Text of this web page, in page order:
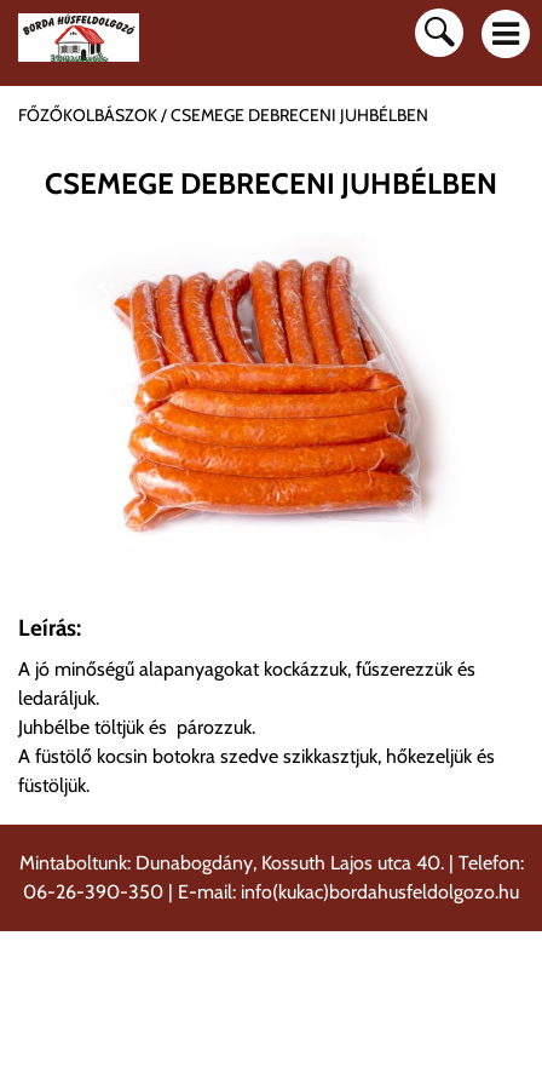
FŐZŐKOLBÁSZOK CSEMEGE DEBRECENI JUHBÉLBEN
CSEMEGE DEBRECENI JUHBÉLBEN
Leírás:
A jó minőségű alapanyagokat kockázzuk, fűszerezzük és
ledaráljuk.
Juhbélbe töltjük és pározzuk.
A füstölő kocsin botokra szedve szikkasztjuk, hőkezeljük és
füstöljük.
Mintaboltunk: Dunabogdány, Kossuth Lajos utca 40. | Telefon:
06-26-390-350 | E-mail: info(kukac)bordahusfeldolgozo.hu